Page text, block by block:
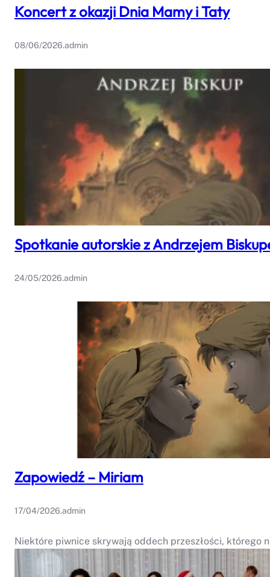
Koncert z okazji Dnia Mamy i Taty
08/06/2026.admin
Spotkanie autorskie z Andrzejem
24/05/2026.admin
Zapowiedź – Miriam
17/04/2026.admin
Niektóre piwnice skrywają oddech przeszłości, którego